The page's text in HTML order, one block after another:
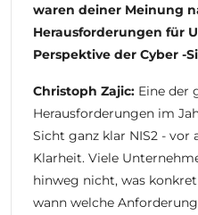
waren deiner Meinung
Herausforderungen für
Perspektive der Cyber -
Christoph Zajic: Eine der
Herausforderungen im
Sicht ganz klar NIS2 - vor
Klarheit. Viele
hinweg nicht, was
wann welche